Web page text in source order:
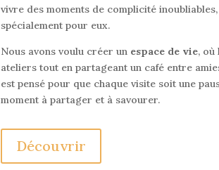
vivre des moments de complicité
spécialement pour eux.
Nous avons voulu créer un espace de vie, où
ateliers tout en partageant un café entre
est pensé pour que chaque visite soit une
moment à partager et à savourer.
Découvrir